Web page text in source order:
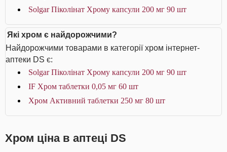
Solgar Піколінат Хрому капсули 200 мг 90 шт
Які хром є найдорожчими?
Найдорожчими товарами в категорії хром інтернет-
аптеки DS є:
Solgar Піколінат Хрому капсули 200 мг 90 шт
IF Хром таблетки 0,05 мг 60 шт
Хром Активний таблетки 250 мг 80 шт
Хром ціна в аптеці DS